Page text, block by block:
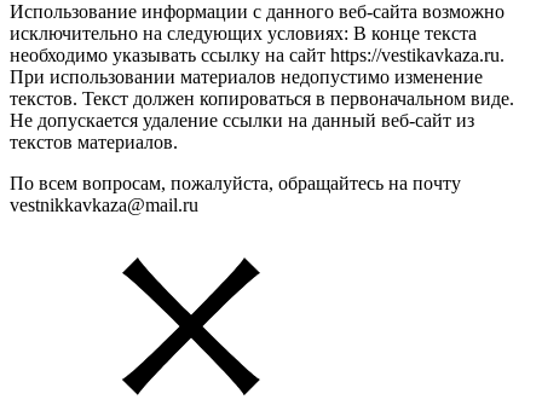
Использование информации с данного веб-сайта возможно
исключительно на следующих условиях: В конце текста
необходимо указывать ссылку на сайт https://vestikavkaza.ru.
При использовании материалов недопустимо изменение
текстов. Текст должен копироваться в первоначальном виде.
Не допускается удаление ссылки на данный веб-сайт из
текстов материалов.
По всем вопросам, пожалуйста, обращайтесь на почту
vestnikkavkaza@mail.ru